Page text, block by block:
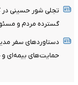
تجلی شور حسینی در
گسترده مردم و
دستاوردهای سفر
حمایت‌های بیمه‌ای و